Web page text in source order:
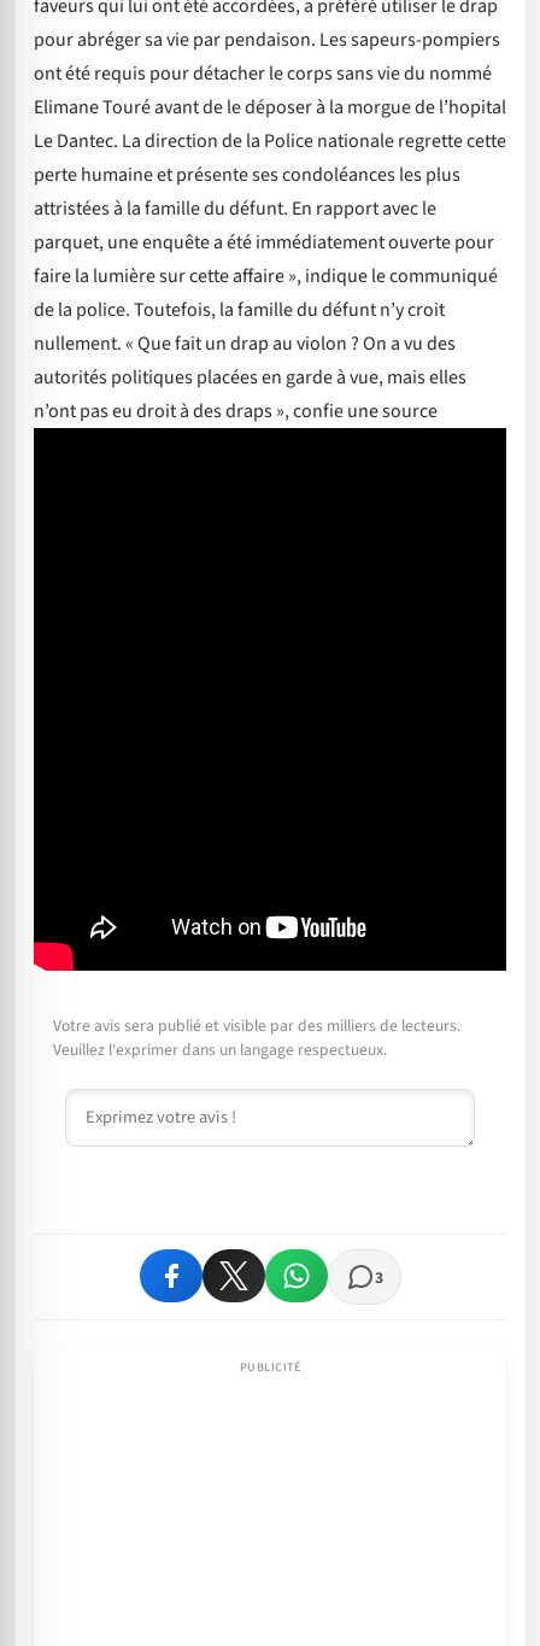
faveurs qui lui ont été accordées, a préféré utiliser le drap
pour abréger sa vie par pendaison. Les sapeurs-pompiers
ont été requis pour détacher le corps sans vie du nommé
Elimane Touré avant de le déposer à la morgue de l’hopital
Le Dantec. La direction de la Police nationale regrette cette
perte humaine et présente ses condoléances les plus
attristées à la famille du défunt. En rapport avec le
parquet, une enquête a été immédiatement ouverte pour
faire la lumière sur cette affaire », indique le communiqué
de la police. Toutefois, la famille du défunt n’y croit
nullement. « Que fait un drap au violon ? On a vu des
autorités politiques placées en garde à vue, mais elles
n’ont pas eu droit à des draps », confie une source
Votre avis sera publié et visible par des milliers de lecteurs.
Veuillez l'exprimer dans un langage respectueux.
Commentaire
3